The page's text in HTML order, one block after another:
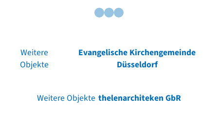
Weitere
Objekte
Evangelische Kirchengemeinde
Düsseldorf
Weitere Objekte thelenarchiteken GbR